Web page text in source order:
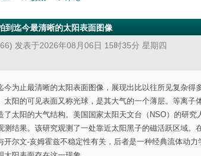
到迄今最清晰的太阳表面图像
发表于2026年08月06日 15时35分 星期四
今为止​最清晰的太阳表面图像，展现出比以往所见复杂
太阳的可见表面又称光球，是其大气的一个薄层。等离
了太阳的大气结构。美国国家太阳天文台（NSO）的研
测结果。该研究观测了一处靠近太阳黑子的磁活跃区域
开尔文-亥姆霍兹不稳定性有关，后者是一种经典流体动